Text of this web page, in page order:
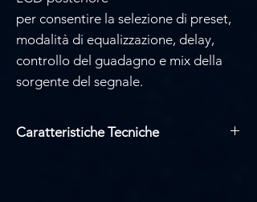
per consentire la selezione di preset,
modalità di equalizzazione, delay,
controllo del guadagno e mix della
sorgente del segnale.
Caratteristiche Tecniche